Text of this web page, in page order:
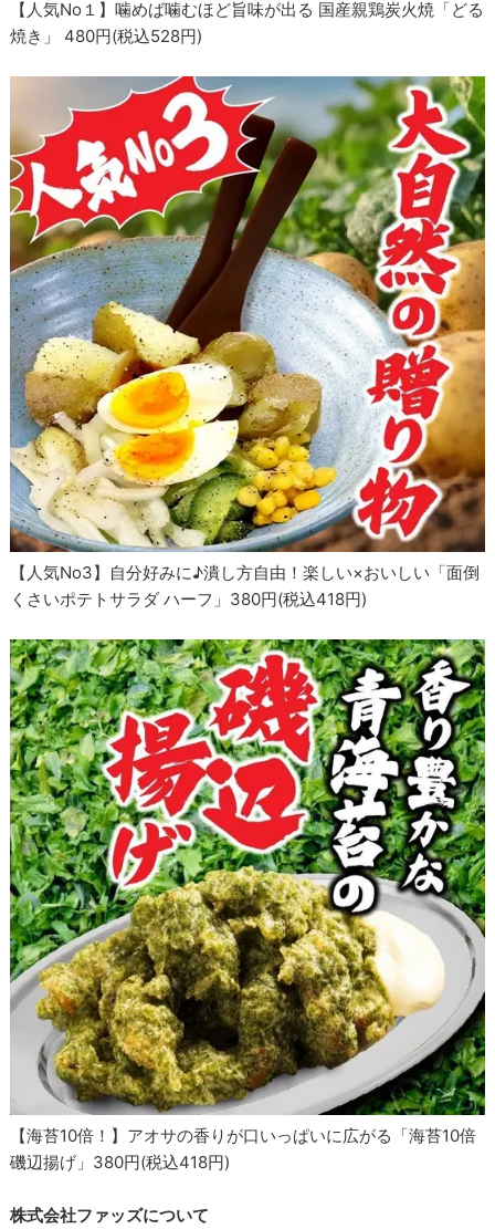
【人気No１】噛めば噛むほど旨味が出る 国産親鶏炭火焼「どる
焼き」 480円(税込528円)
【人気No3】自分好みに♪潰し方自由！楽しい×おいしい「面倒
くさいポテトサラダ ハーフ」380円(税込418円)
【海苔10倍！】アオサの香りが口いっぱいに広がる「海苔10倍
磯辺揚げ」380円(税込418円)
株式会社ファッズについて